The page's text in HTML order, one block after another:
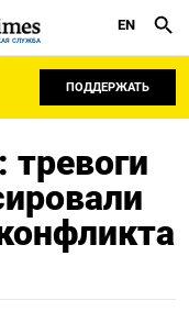
СЛУЖБА
EN
ПОДДЕРЖАТЬ
тревоги